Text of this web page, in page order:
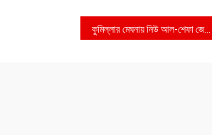
কুমিল্লার মেঘনায় নিউ আল-শেফা জেনারেল হাসপাতালে ভুল চিকিৎসার অভিযোগ